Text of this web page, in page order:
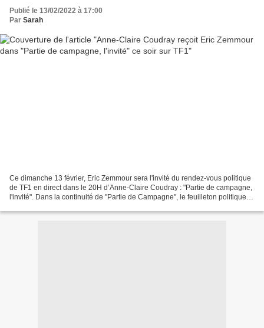
Publié le 13/02/2022 à 17:00
Par Sarah
Ce dimanche 13 février, Eric Zemmour sera l'invité du rendez-vous politique
de TF1 en direct dans le 20H d’Anne-Claire Coudray : "Partie de campagne,
l'invité". Dans la continuité de "Partie de Campagne", le feuilleton politique